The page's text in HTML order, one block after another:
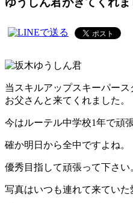
当スキルアップスキーパー
お父さんと来てくれました。
今はルーテル中学校1年で頑
確か明日から全中ですよね。
優秀目指して頑張って下さい
写真はいつも連れて来ていた